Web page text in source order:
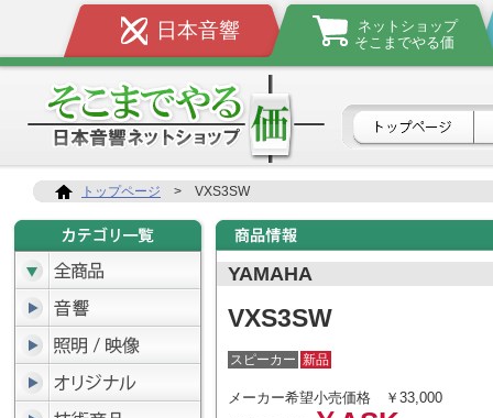
日本音響
ネットショップ
そこまでやる価
トップページ > VXS3SW
YAMAHA
VXS3SW
スピーカー 新品
メーカー希望小売価格 ￥33,000